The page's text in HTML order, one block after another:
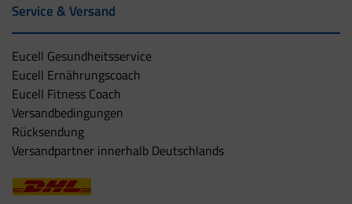
Service & Versand
Eucell Gesundheitsservice
Eucell Ernährungscoach
Eucell Fitness Coach
Versandbedingungen
Rücksendung
Versandpartner innerhalb Deutschlands